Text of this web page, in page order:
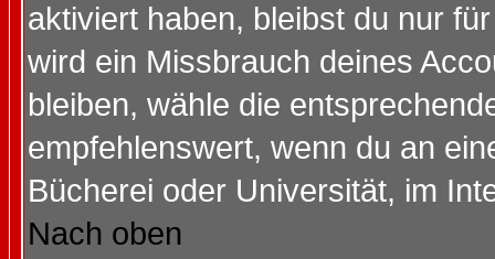
aktiviert haben, bleibst du nur
wird ein Missbrauch deines
bleiben, wähle die
empfehlenswert, wenn du an
Bücherei oder Universität, im
Nach oben